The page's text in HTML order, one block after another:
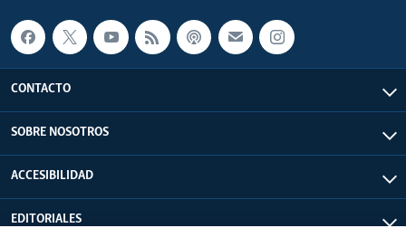
CONTACTO
SOBRE NOSOTROS
ACCESIBILIDAD
EDITORIALES